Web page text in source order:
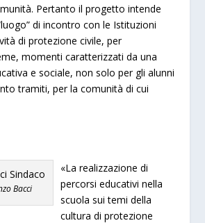
Pertanto il progetto intende
di incontro con le Istituzioni
di protezione civile, per
momenti caratterizzati da una
e sociale, non solo per gli alunni
tramiti, per la comunità di cui
Bacci
«La realizzazione di
percorsi educativi nella
scuola sui temi della
cultura di protezione